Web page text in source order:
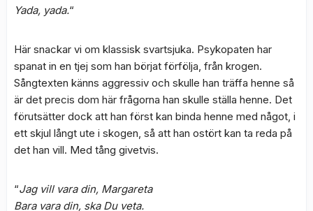
Yada, yada.“
Här snackar vi om klassisk svartsjuka. Psykopaten har
spanat in en tjej som han börjat förfölja, från krogen.
Sångtexten känns aggressiv och skulle han träffa henne så
är det precis dom här frågorna han skulle ställa henne. Det
förutsätter dock att han först kan binda henne med något, i
ett skjul långt ute i skogen, så att han ostört kan ta reda på
det han vill. Med tång givetvis.
“Jag vill vara din, Margareta
Bara vara din, ska Du veta.